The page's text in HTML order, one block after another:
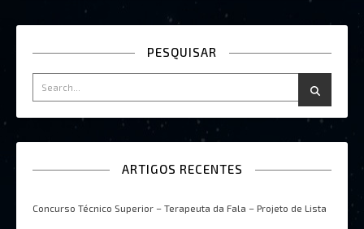
PESQUISAR
ARTIGOS RECENTES
Concurso Técnico Superior – Terapeuta da Fala – Projeto de Lista